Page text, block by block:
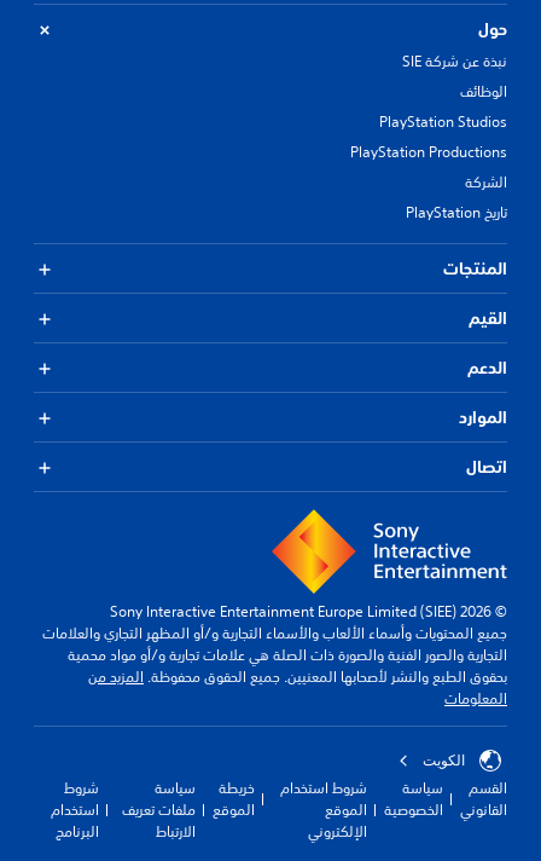
حول
نبذة عن شركة SIE
الوظائف
PlayStation Studios
PlayStation Productions
الشركة
تاريخ PlayStation
المنتجات
القيم
الدعم
الموارد
اتصال
© 2026 Sony Interactive Entertainment Europe Limited (SIEE)
جميع المحتويات وأسماء الألعاب والأسماء التجارية و/أو المظهر التجاري والعلامات
التجارية والصور الفنية والصورة ذات الصلة هي علامات تجارية و/أو مواد محمية
بحقوق الطبع والنشر لأصحابها المعنيين. جميع الحقوق محفوظة. المزيد من
المعلومات
الكويت‎
القسم
القانوني
سياسة
الخصوصية
شروط استخدام
الموقع
الإلكتروني
خريطة
الموقع
سياسة
ملفات تعريف
الارتباط
شروط
استخدام
البرنامج